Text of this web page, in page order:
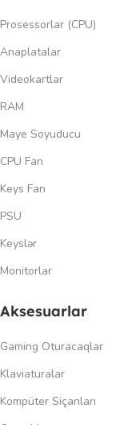
Prosessorlar (CPU)
Anaplatalar
Videokartlar
RAM
Maye Soyuducu
CPU Fan
Keys Fan
PSU
Keyslər
Monitorlar
Aksesuarlar
Gaming Oturacaqlar
Klaviaturalar
Kompüter Siçanları